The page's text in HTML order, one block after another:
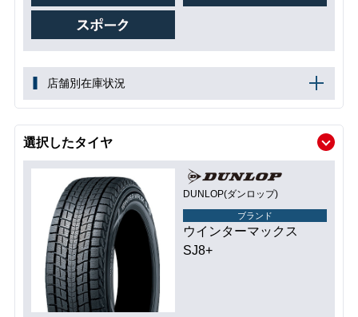
店舗別在庫状況
選択したタイヤ
DUNLOP(ダンロップ)
ブランド
ウインターマックス
SJ8+